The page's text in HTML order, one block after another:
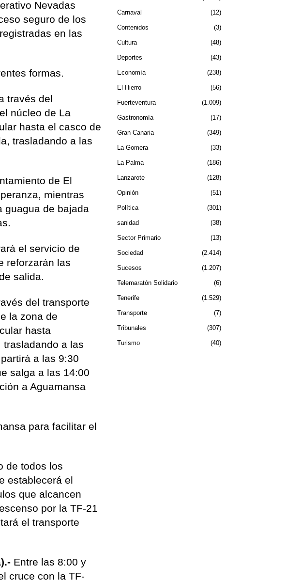
Nevadas
seguro de los
en las
formas.
través del
núcleo de La
hasta el casco de
trasladando a las
de El
mientras
guagua de bajada
el servicio de
reforzarán las
salida.
del transporte
la zona de
hasta
trasladando a las
a las 9:30
salga a las 14:00
a Aguamansa
para facilitar el
de todos los
establecerá el
que alcancen
por la TF-21
el transporte
Entre las 8:00 y
cruce con la TF-
Carnaval 12
Contenidos 3
Cultura 48
Deportes 43
Economía 238
El Hierro 56
Fuerteventura 1.009
Gastronomía 17
Gran Canaria 349
La Gomera 33
La Palma 186
Lanzarote 128
Opinión 51
Política 301
sanidad 38
Sector Primario 13
Sociedad 2.414
Sucesos 1.207
Telemaratón Solidario 6
Tenerife 1.529
Transporte 7
Tribunales 307
Turismo 40